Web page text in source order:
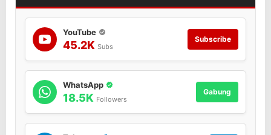
YouTube
45.2K Subs
Subscribe
WhatsApp
18.5K Followers
Gabung